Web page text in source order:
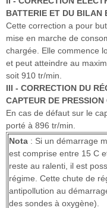
BATTERIE ET DU BILAN
Cette correction a pour
mise en marche de
chargée. Elle commence
et peut atteindre au
soit 910 tr/min.
III - CORRECTION DU
CAPTEUR DE
En cas de défaut sur le
porté à 896 tr/min.
Nota : Si un démarrage
est comprise entre 15 C
reste au ralenti, il est
régime. Cette chute de
antipollution au
des sondes à oxygène).